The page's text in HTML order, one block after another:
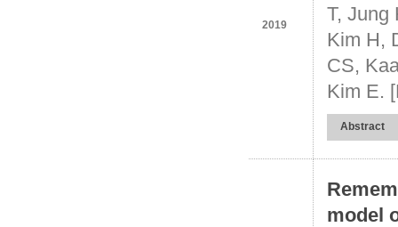
2019
T, Jung
Kim H,
CS,
Kim E.
Abstract
model